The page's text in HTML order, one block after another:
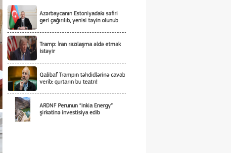
Azərbaycanın Estoniyadakı səfiri
geri çağırılıb, yenisi təyin olunub
Tramp: İran razılaşma əldə etmək
istəyir
Qalibaf Trampın təhdidlərinə cavab
verib: qurtarın bu teatrı!
ARDNF Perunun “Inkia Energy”
şirkətinə investisiya edib